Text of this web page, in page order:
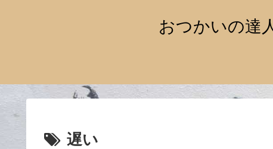
おつかいの達
遅い